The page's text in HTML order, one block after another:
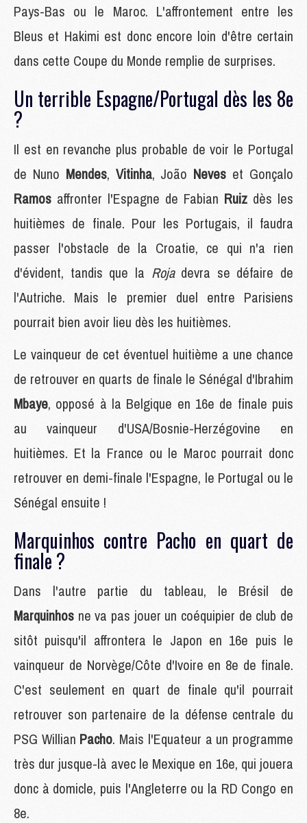
Pays-Bas ou le Maroc. L'affrontement entre les
Bleus et Hakimi est donc encore loin d'être certain
dans cette Coupe du Monde remplie de surprises.
Un terrible Espagne/Portugal dès les 8e
?
Il est en revanche plus probable de voir le Portugal
de Nuno Mendes, Vitinha, João Neves et Gonçalo
Ramos affronter l'Espagne de Fabian Ruiz dès les
huitièmes de finale. Pour les Portugais, il faudra
passer l'obstacle de la Croatie, ce qui n'a rien
d'évident, tandis que la Roja devra se défaire de
l'Autriche. Mais le premier duel entre Parisiens
pourrait bien avoir lieu dès les huitièmes.
Le vainqueur de cet éventuel huitième a une chance
de retrouver en quarts de finale le Sénégal d'Ibrahim
Mbaye, opposé à la Belgique en 16e de finale puis
au vainqueur d'USA/Bosnie-Herzégovine en
huitièmes. Et la France ou le Maroc pourrait donc
retrouver en demi-finale l'Espagne, le Portugal ou le
Sénégal ensuite !
Marquinhos contre Pacho en quart de
finale ?
Dans l'autre partie du tableau, le Brésil de
Marquinhos ne va pas jouer un coéquipier de club de
sitôt puisqu'il affrontera le Japon en 16e puis le
vainqueur de Norvège/Côte d'Ivoire en 8e de finale.
C'est seulement en quart de finale qu'il pourrait
retrouver son partenaire de la défense centrale du
PSG Willian Pacho. Mais l'Equateur a un programme
très dur jusque-là avec le Mexique en 16e, qui jouera
donc à domicle, puis l'Angleterre ou la RD Congo en
8e.